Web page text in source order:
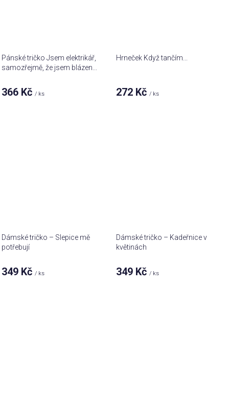
Pánské tričko Jsem elektrikář,
samozřejmě, že jsem blázen...
366 Kč/ ks
Hrneček Když tančím...
272 Kč/ ks
Dámské tričko – Slepice mě
potřebují
349 Kč / ks
Dámské tričko – Kadeřnice v
květinách
349 Kč / ks